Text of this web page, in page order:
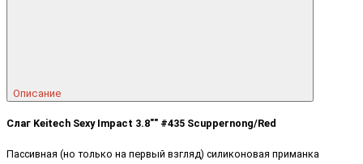
Описание
Слаг Keitech Sexy Impact 3.8"" #435 Scuppernong/Red
Пассивная (но только на первый взгляд) силиконовая приманка